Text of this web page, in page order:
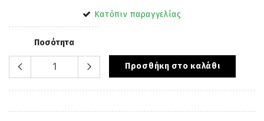
Κατόπιν παραγγελίας
Ποσότητα
Προσθήκη στο καλάθι